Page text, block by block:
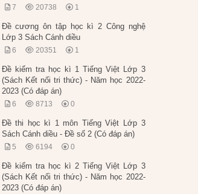
7 20738 1
Đề cương ôn tập học kì 2 Công nghệ
Lớp 3 Sách Cánh diều
6 20351 1
Đề kiểm tra học kì 1 Tiếng Việt Lớp 3
(Sách Kết nối tri thức) - Năm học 2022-
2023 (Có đáp án)
6 8713 0
Đề thi học kì 1 môn Tiếng Việt Lớp 3
Sách Cánh diều - Đề số 2 (Có đáp án)
5 6194 0
Đề kiểm tra học kì 2 Tiếng Việt Lớp 3
(Sách Kết nối tri thức) - Năm học 2022-
2023 (Có đáp án)